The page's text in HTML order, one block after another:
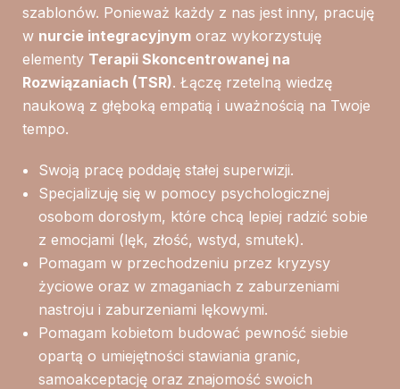
szablonów. Ponieważ każdy z nas jest inny, pracuję
w nurcie integracyjnym oraz wykorzystuję
elementy Terapii Skoncentrowanej na
Rozwiązaniach (TSR). Łączę rzetelną wiedzę
naukową z głęboką empatią i uważnością na Twoje
tempo.
Swoją pracę poddaję stałej superwizji.
Specjalizuję się w pomocy psychologicznej
osobom dorosłym, które chcą lepiej radzić sobie
z emocjami (lęk, złość, wstyd, smutek).
Pomagam w przechodzeniu przez kryzysy
życiowe oraz w zmaganiach z zaburzeniami
nastroju i zaburzeniami lękowymi.
Pomagam kobietom budować pewność siebie
opartą o umiejętności stawiania granic,
samoakceptację oraz znajomość swoich